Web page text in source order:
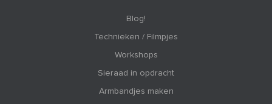
Blog!
Technieken / Filmpjes
Workshops
Sieraad in opdracht
Armbandjes maken